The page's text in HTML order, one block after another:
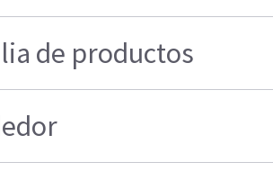
de productos